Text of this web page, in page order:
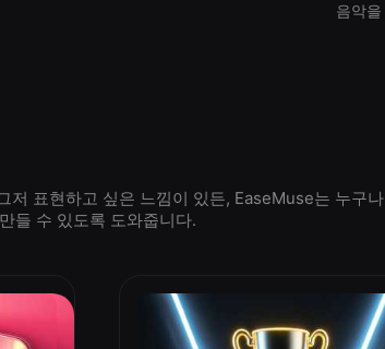
음악
저 표현하고 싶은 느낌이 있든, EaseMuse는 누구
만들 수 있도록 도와줍니다.